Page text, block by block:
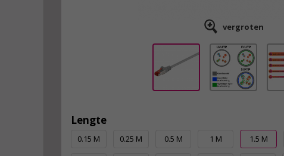
vergroten
Lengte
0.15 M 0.25 M 0.5 M 1 M 1.5 M